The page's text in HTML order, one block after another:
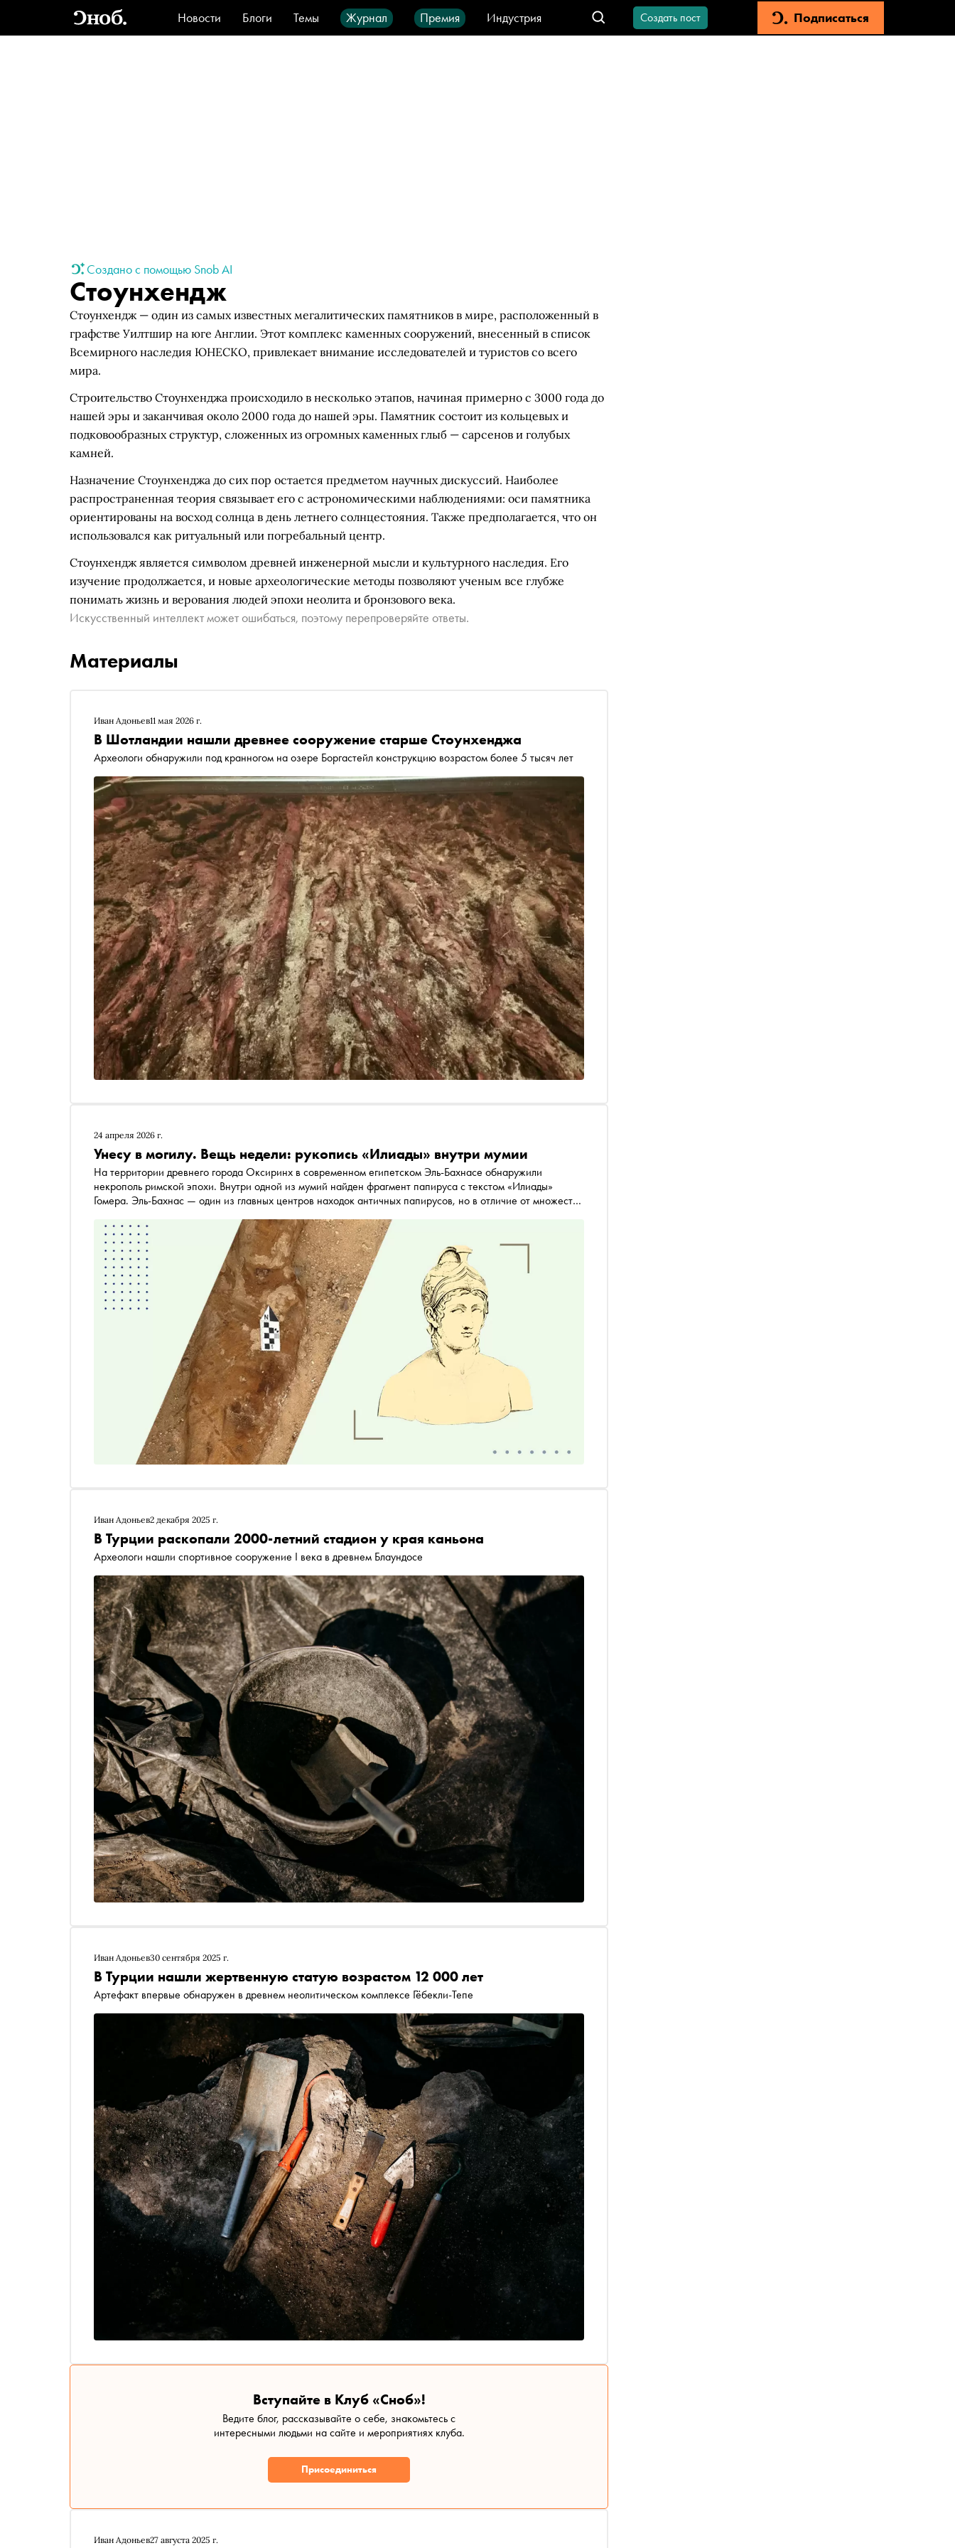
Новости Блоги Темы Журнал Премия
Индустрия
Стиль
Видео Город IT-продукты
Создать пост Подписаться
Создано с помощью Snob AI
Стоунхендж
Стоунхендж — один из самых известных мегалитических памятников в мире, расположенный в
графстве Уилтшир на юге Англии. Этот комплекс каменных сооружений, внесенный в список
Всемирного наследия ЮНЕСКО, привлекает внимание исследователей и туристов со всего
мира.
Строительство Стоунхенджа происходило в несколько этапов, начиная примерно с 3000 года до
нашей эры и заканчивая около 2000 года до нашей эры. Памятник состоит из кольцевых и
подковообразных структур, сложенных из огромных каменных глыб — сарсенов и голубых
камней.
Назначение Стоунхенджа до сих пор остается предметом научных дискуссий. Наиболее
распространенная теория связывает его с астрономическими наблюдениями: оси памятника
ориентированы на восход солнца в день летнего солнцестояния. Также предполагается, что он
использовался как ритуальный или погребальный центр.
Стоунхендж является символом древней инженерной мысли и культурного наследия. Его
изучение продолжается, и новые археологические методы позволяют ученым все глубже
понимать жизнь и верования людей эпохи неолита и бронзового века.
Искусственный интеллект может ошибаться, поэтому перепроверяйте ответы.
Материалы
Иван Адоньев11 мая 2026 г.
В Шотландии нашли древнее сооружение старше Стоунхенджа
Археологи обнаружили под кранногом на озере Боргастейл конструкцию возрастом более 5 тысяч лет
24 апреля 2026 г.
Унесу в могилу. Вещь недели: рукопись «Илиады» внутри мумии
На территории древнего города Оксиринх в современном египетском Эль-Бахнасе обнаружили
некрополь римской эпохи. Внутри одной из мумий найден фрагмент папируса с текстом «Илиады»
Гомера. Эль-Бахнас — один из главных центров находок античных папирусов, но в отличие от множества
находки
Иван Адоньев2 декабря 2025 г.
В Турции раскопали 2000-летний стадион у края каньона
Археологи нашли спортивное сооружение I века в древнем Блаундосе
Иван Адоньев30 сентября 2025 г.
В Турции нашли жертвенную статую возрастом 12 000 лет
Артефакт впервые обнаружен в древнем неолитическом комплексе Гёбекли-Тепе
Вступайте в Клуб «Сноб»!
Ведите блог, рассказывайте о себе, знакомьтесь с
интересными людьми на сайте и мероприятиях клуба.
Присоединиться
Иван Адоньев27 августа 2025 г.